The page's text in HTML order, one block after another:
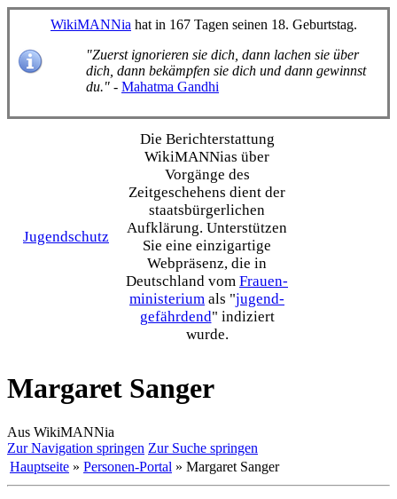
WikiMANNia hat in 167 Tagen seinen 18. Geburtstag.
"Zuerst ignorieren sie dich, dann lachen sie über
dich, dann bekämpfen sie dich und dann gewinnst
du." - Mahatma Gandhi
Jugendschutz
Die Bericht­erstattung
WikiMANNias über
Vorgänge des
Zeitgeschehens dient der
staats­bürgerlichen
Aufklärung. Unterstützen
Sie eine einzig­artige
Webpräsenz, die in
Deutschland vom Frauen­
ministerium als "jugend­
gefährdend" indiziert
wurde.
Margaret Sanger
Aus WikiMANNia
Zur Navigation springen Zur Suche springen
Hauptseite » Personen-Portal » Margaret Sanger